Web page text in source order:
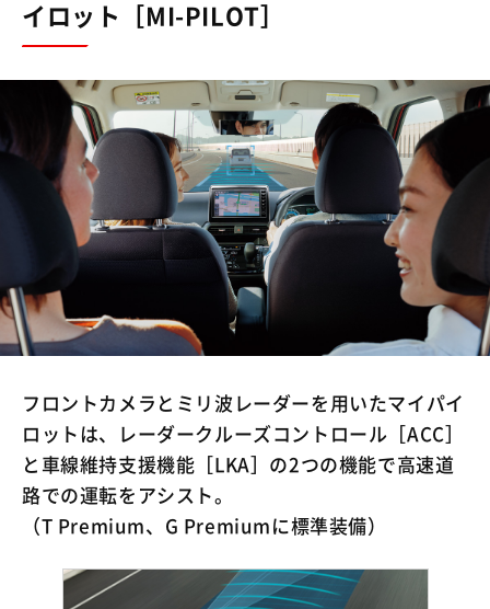
イロット［MI-PILOT］
フロントカメラとミリ波レーダーを用いたマイパイ
ロットは、レーダークルーズコントロール［ACC］
と車線維持支援機能［LKA］の2つの機能で高速道
路での運転をアシスト。
（T Premium、G Premiumに標準装備）